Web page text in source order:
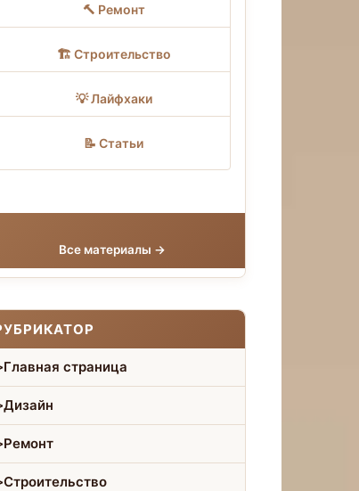
🔨 Ремонт
🏗 Строительство
💡 Лайфхаки
📝 Статьи
Все материалы →
Главная страница
Дизайн
Ремонт
Строительство